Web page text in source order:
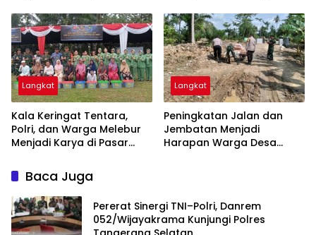
Sumsel
Malam Takbiran dan
Sholat Idul Adha 1447 H
Langkat
Kala Keringat Tentara,
Polri, dan Warga Melebur
Menjadi Karya di Pasar
Langkat
Peningkatan Jalan dan
Jembatan Menjadi
Harapan Warga Desa
Baca Juga
Pererat Sinergi TNI–Polri, Danrem
052/Wijayakrama Kunjungi Polres